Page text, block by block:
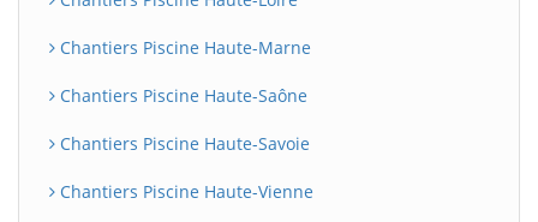
Chantiers Piscine Haute-Marne
Chantiers Piscine Haute-Saône
Chantiers Piscine Haute-Savoie
Chantiers Piscine Haute-Vienne